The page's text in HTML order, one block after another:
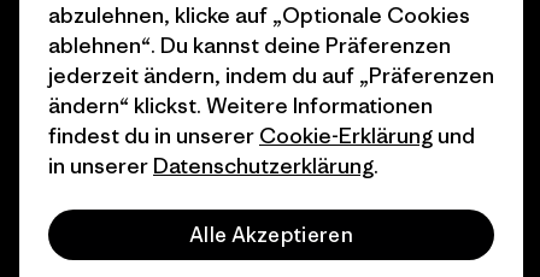
Nähe
© 2026 Patagonia, Inc. All Rights Reserved.
abzulehnen, klicke auf „Optionale Cookies
ablehnen“. Du kannst deine Präferenzen
jederzeit ändern, indem du auf „Präferenzen
ändern“ klickst. Weitere Informationen
findest du in unserer Cookie-Erklärung und
in unserer Datenschutzerklärung.
Alle Akzeptieren